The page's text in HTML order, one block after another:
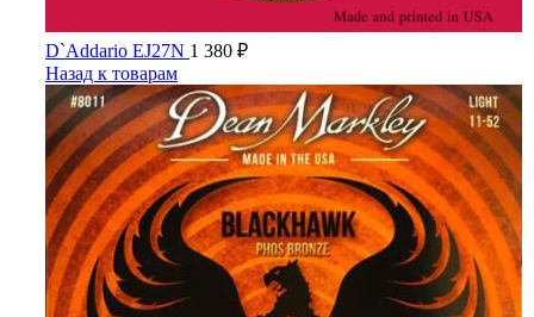
D`Addario EJ27N 1 380 ₽
Назад к товарам